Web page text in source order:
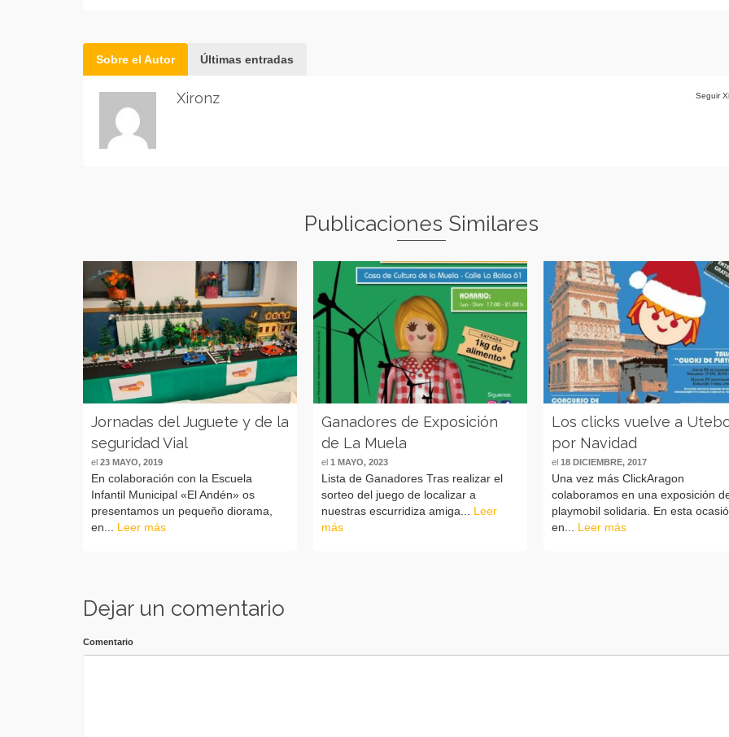
Sobre el Autor Últimas entradas
Seguir
Xironz
Publicaciones Similares
Jornadas del Juguete y de la
seguridad Vial
el 23 MAYO, 2019
En colaboración con la Escuela
Infantil Municipal «El Andén» os
presentamos un pequeño diorama,
en... Leer más
Ganadores de Exposición
de La Muela
el1 MAYO, 2023
Lista de Ganadores Tras realizar el
sorteo del juego de localizar a
nuestras escurridiza amiga... Leer
más
Los clicks vuelve a
por Navidad
el18 DICIEMBRE, 2017
Una vez más ClickAragon
colaboramos en una exposición
playmobil solidaria. En esta
en... Leer más
Dejar un comentario
Comentario